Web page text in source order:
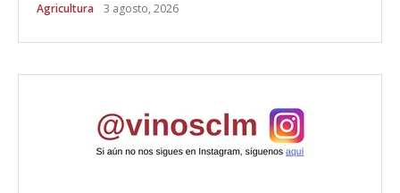
Agricultura 3 agosto, 2026